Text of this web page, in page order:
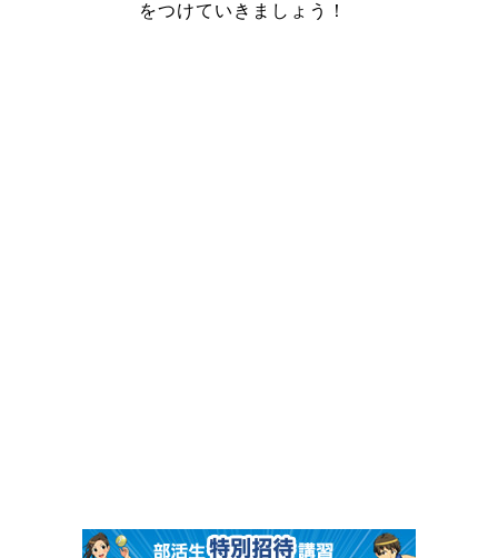
をつけていきましょう！